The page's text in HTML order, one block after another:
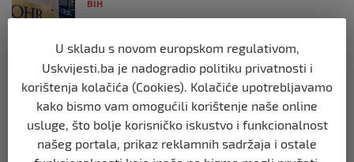
BIH
Postoje razne špekulacije oko ukidanja
Zašto Bakir Izetbegović trenutno ima
najveće šanse za povratak u
Predsjedništvo BiH
U skladu s novom europskom regulativom,
Uskvijesti.ba je nadogradio politiku privatnosti i
korištenja kolačića (Cookies). Kolačiće upotrebljavamo
kako bismo vam omogućili korištenje naše online
usluge, što bolje korisničko iskustvo i funkcionalnost
našeg portala, prikaz reklamnih sadržaja i ostale